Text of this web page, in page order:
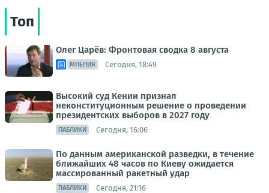
Топ
Олег Царёв: Фронтовая сводка 8 августа
МНЕНИЯ Сегодня, 18:49
Высокий суд Кении признал
неконституционным решение о проведении
президентских выборов в 2027 году
ПАБЛИКИ Сегодня, 16:06
По данным американской разведки, в течение
ближайших 48 часов по Киеву ожидается
массированный ракетный удар
ПАБЛИКИ Сегодня, 21:16